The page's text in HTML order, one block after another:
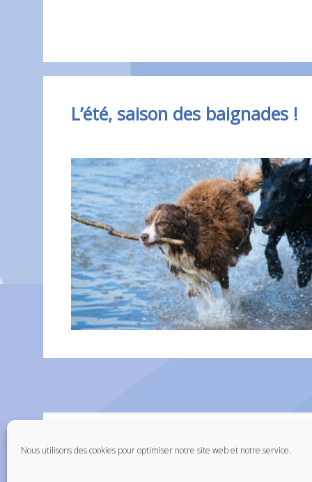
Nous utilisons des cookies pour optimiser notre site web et notre service.
L’été, saison des baignades !
Mentions légales